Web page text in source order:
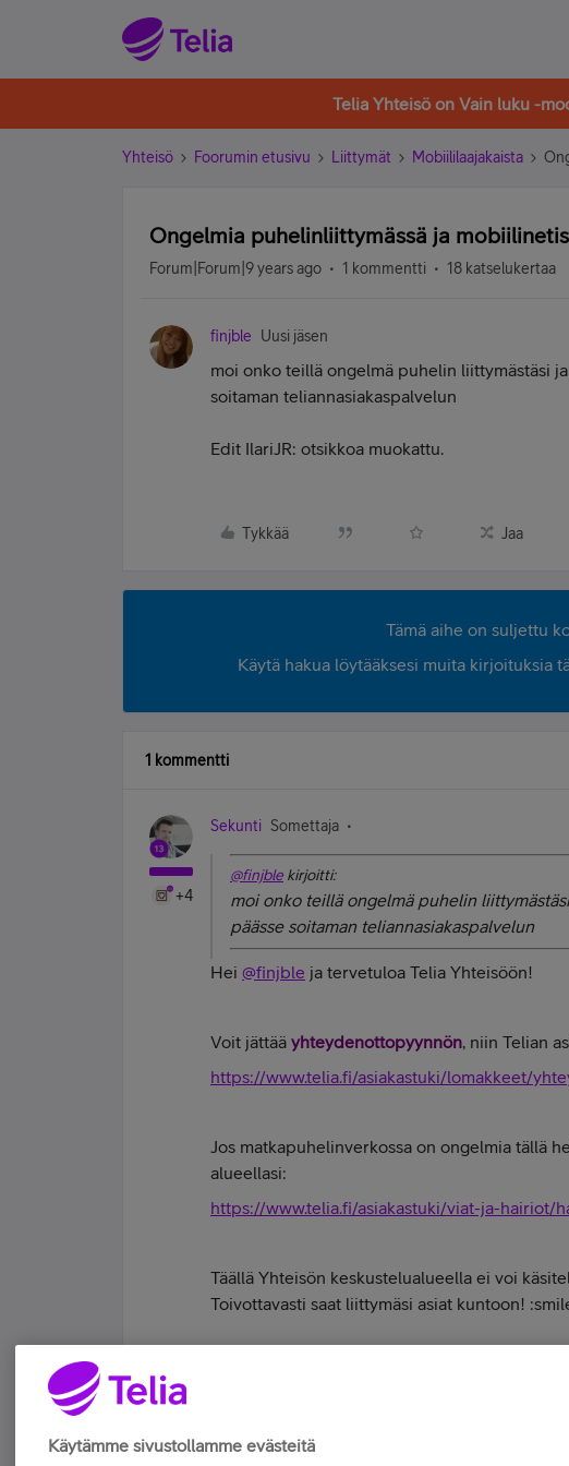
Telia Yhteisö on Vain luku -
Yhteisö Foorumin etusivu Liittymät Mobiililaajakaista
Ongelmia puhelinliittymässä ja
Forum|Forum|9 years ago 1 kommentti 18 katselukertaa
finjble Uusi jäsen
moi onko teillä ongelmä puhelin liittymästäsi
soitaman teliannasiakaspalvelun
Edit IlariJR: otsikkoa muokattu.
Tykkää Jaa
Tämä aihe on suljettu
Käytä hakua löytääksesi muita kirjoituksia
1 kommentti
+4
Sekunti Somettaja
@finjble kirjoitti:
moi onko teillä ongelmä puhelin
päässe soitaman teliannasiakaspalvelun
Hei @finjble ja tervetuloa Telia Yhteisöön!
Voit jättää yhteydenottopyynnön, niin Telian
https://www.telia.fi/asiakastuki/lomakkeet/
Jos matkapuhelinverkossa on ongelmia tällä
alueellasi:
https://www.telia.fi/asiakastuki/viat-ja-hairiot/
Täällä Yhteisön keskustelualueella ei voi
Toivottavasti saat liittymäsi asiat kuntoon!
Käytämme sivustollamme evästeitä